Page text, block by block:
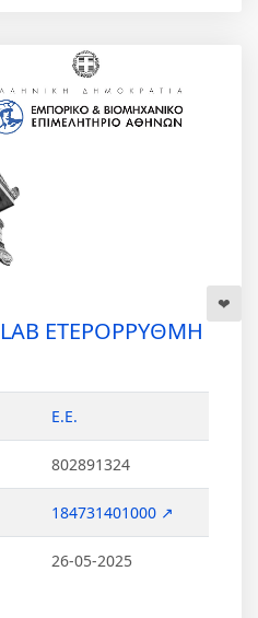
LAB ΕΤΕΡΟΡΡΥΘΜΗ
Ε.Ε.
802891324
184731401000 ↗
26-05-2025